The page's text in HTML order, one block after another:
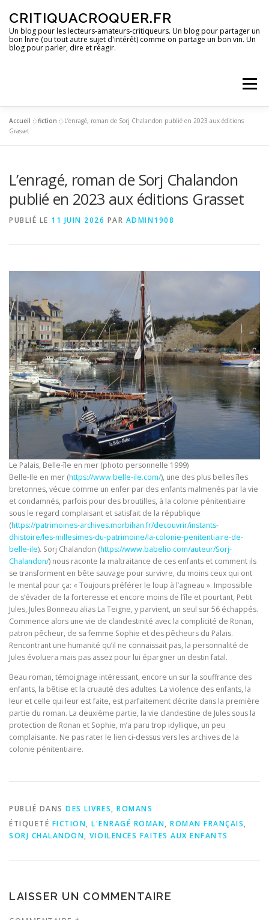
contenu
CRITIQUACROQUER.FR
Un blog pour les lecteurs-amateurs-critiqueurs. Un blog pour partager un
bon livre (ou tout autre sujet d'intérêt) comme on partage un bon vin. Un
blog pour parler, dire et réagir.
Menu
ACCUEIL
DES IMAGES DES SPECTACLES DES OPINIONS
DES BONS PLANS
Accueil »fiction »L’enragé, roman de Sorj Chalandon publié en 2023 aux éditions
Grasset
L’enragé, roman de Sorj Chalandon
publié en 2023 aux éditions Grasset
PUBLIÉ LE 11 JUIN 2026 PAR ADMIN1908
Le Palais, Belle-île en mer (photo personnelle 1999)
Belle-Ile en mer (https://www.belle-ile.com/), une des plus belles îles
bretonnes, vécue comme un enfer par des enfants malmenés par la vie
et condamnés, parfois pour des broutilles, à la colonie pénitentiaire
sous le regard complaisant et satisfait de la république
(https://patrimoines-archives.morbihan.fr/decouvrir/instants-
dhistoire/les-millesimes-du-patrimoine/la-colonie-penitentiaire-de-
belle-ile). Sorj Chalandon (https://www.babelio.com/auteur/Sorj-
Chalandon/) nous raconte la maltraitance de ces enfants et comment ils
se transforment en bête sauvage pour survivre, du moins ceux qui ont
le mental pour ça: « Toujours préférer le loup à l’agneau ». Impossible
de s’évader de la forteresse et encore moins de l’île et pourtant, Petit
Jules, Jules Bonneau alias La Teigne, y parvient, un seul sur 56 échappés.
Commence alors une vie de clandestinité avec la complicité de Ronan,
patron pêcheur, de sa femme Sophie et des pêcheurs du Palais.
Rencontrant une humanité qu’il ne connaissait pas, la personnalité de
Jules évoluera mais pas assez pour lui épargner un destin fatal.
Beau roman, témoignage intéressant, encore un sur la souffrance des
enfants, la bêtise et la cruauté des adultes. La violence des enfants, la
leur et celle qui leur est faite, est parfaitement décrite dans la première
partie du roman. La deuxième partie, la vie clandestine de Jules sous la
protection de Ronan et Sophie, m’a paru trop idyllique, un peu
complaisante. Ne pas rater le lien ci-dessus vers les archives de la
colonie pénitentiaire.
PUBLIÉ DANS DES LIVRES, ROMANS
ÉTIQUETÉ FICTION, L'ENRAGÉ ROMAN, ROMAN FRANÇAIS,
SORJ CHALANDON, VIOILENCES FAITES AUX ENFANTS
LAISSER UN COMMENTAIRE